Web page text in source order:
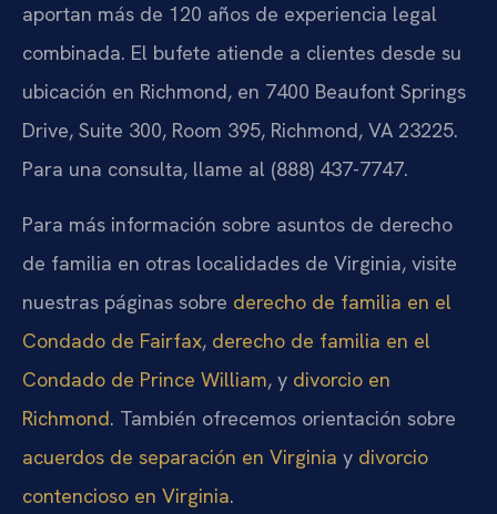
aportan más de 120 años de experiencia legal
combinada. El bufete atiende a clientes desde su
ubicación en Richmond, en 7400 Beaufont Springs
Drive, Suite 300, Room 395, Richmond, VA 23225.
Para una consulta, llame al (888) 437-7747.
Para más información sobre asuntos de derecho
de familia en otras localidades de Virginia, visite
nuestras páginas sobre derecho de familia en el
Condado de Fairfax, derecho de familia en el
Condado de Prince William, y divorcio en
Richmond. También ofrecemos orientación sobre
acuerdos de separación en Virginia y divorcio
contencioso en Virginia.